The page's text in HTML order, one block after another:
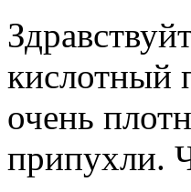
кислотный
очень
припухли.